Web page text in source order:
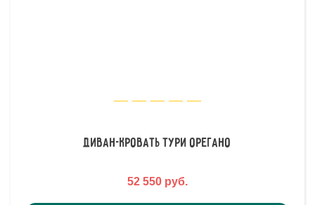
Диван-кровать Тури Орегано
52 550 руб.